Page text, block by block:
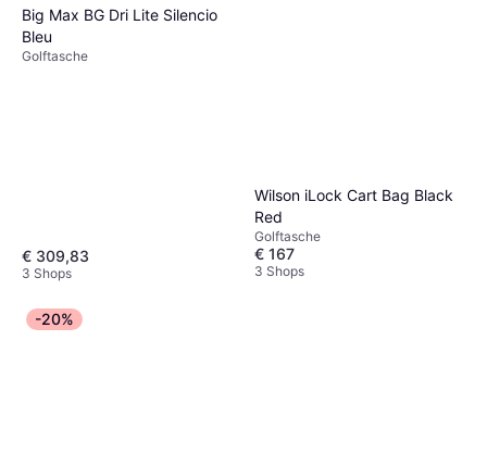
Big Max BG Dri Lite Silencio
Bleu
Golftasche
€ 309,83
3 Shops
Wilson iLock Cart Bag Black
Red
Golftasche
€ 167
3 Shops
-20%